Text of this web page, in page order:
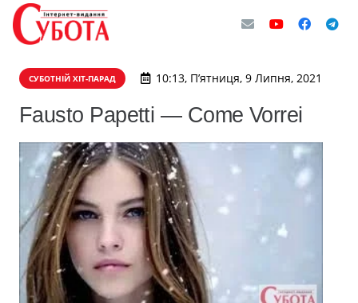
СУБОТНІЙ ХІТ-ПАРАД 10:13, П’ятниця, 9 Липня, 2021
Fausto Papetti — Come Vorrei